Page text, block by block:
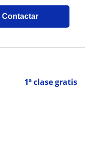
Contactar
1ª clase gratis